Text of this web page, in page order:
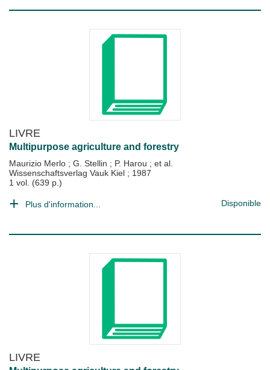
LIVRE
Multipurpose agriculture and forestry
Maurizio Merlo ; G. Stellin ; P. Harou ; et al.
Wissenschaftsverlag Vauk Kiel ; 1987
1 vol. (639 p.)
Plus d'information... Disponible
LIVRE